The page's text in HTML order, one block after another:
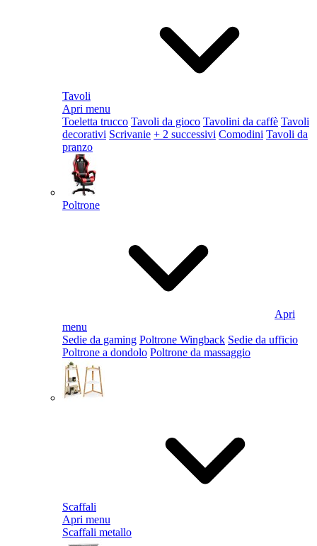
Tavoli
Apri menu
Toeletta trucco Tavoli da gioco Tavolini da caffè Tavoli
decorativi Scrivanie + 2 successivi Comodini Tavoli da
pranzo
Poltrone
Apri
menu
Sedie da gaming Poltrone Wingback Sedie da ufficio
Poltrone a dondolo Poltrone da massaggio
Scaffali
Apri menu
Scaffali metallo